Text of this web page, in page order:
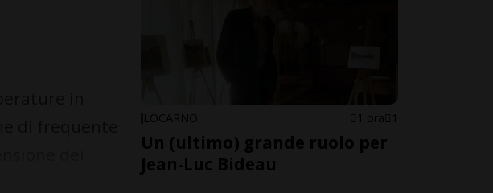
LOCARNO 1 ora 1
Un (ultimo) grande ruolo per
Jean-Luc Bideau